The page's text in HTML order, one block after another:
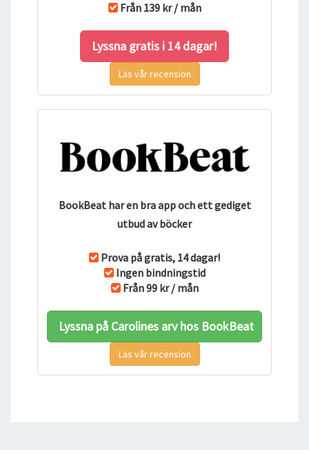
Från 139 kr / mån
Lyssna gratis i 14 dagar!
Läs vår recension
BookBeat har en bra app och ett gediget
utbud av böcker
Prova på gratis, 14 dagar!
Ingen bindningstid
Från 99 kr / mån
Lyssna på Carolines arv hos BookBeat
Läs vår recension